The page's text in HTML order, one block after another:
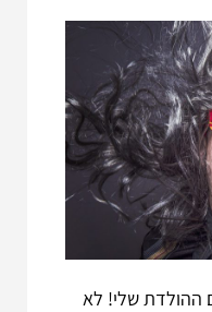
ההולדת שלי! לא